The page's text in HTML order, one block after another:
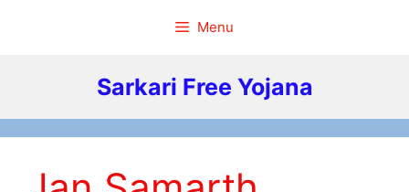
Menu
Sarkari Free Yojana